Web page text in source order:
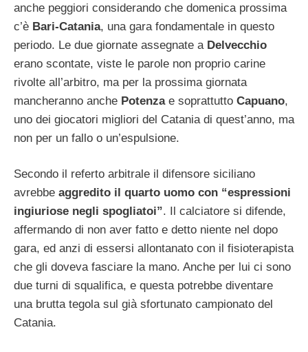
anche peggiori considerando che domenica prossima
c’è Bari-Catania, una gara fondamentale in questo
periodo. Le due giornate assegnate a Delvecchio
erano scontate, viste le parole non proprio carine
rivolte all’arbitro, ma per la prossima giornata
mancheranno anche Potenza e soprattutto Capuano,
uno dei giocatori migliori del Catania di quest’anno, ma
non per un fallo o un’espulsione.
Secondo il referto arbitrale il difensore siciliano
avrebbe aggredito il quarto uomo con “espressioni
ingiuriose negli spogliatoi”. Il calciatore si difende,
affermando di non aver fatto e detto niente nel dopo
gara, ed anzi di essersi allontanato con il fisioterapista
che gli doveva fasciare la mano. Anche per lui ci sono
due turni di squalifica, e questa potrebbe diventare
una brutta tegola sul già sfortunato campionato del
Catania.